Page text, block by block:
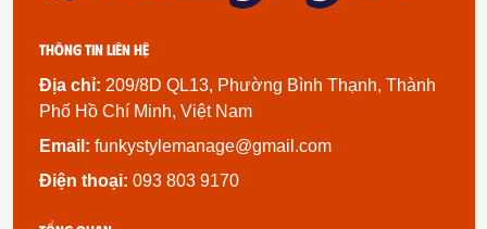
Thông tin liên hệ
Địa chỉ: 209/8D QL13, Phường Bình Thạnh, Thành
Phố Hồ Chí Minh, Việt Nam
Email: funkystylemanage@gmail.com
Điện thoại: 093 803 9170